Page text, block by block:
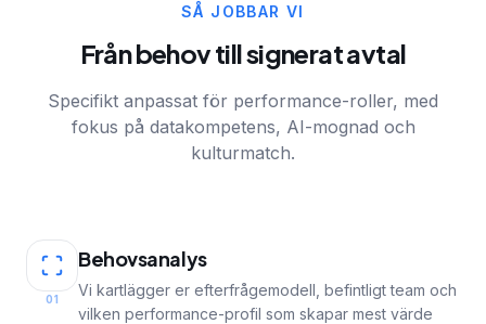
SÅ JOBBAR VI
Från behov till signerat avtal
Specifikt anpassat för performance-roller, med
fokus på datakompetens, AI-mognad och
kulturmatch.
01
Behovsanalys
Vi kartlägger er efterfrågemodell, befintligt team och
vilken performance-profil som skapar mest värde